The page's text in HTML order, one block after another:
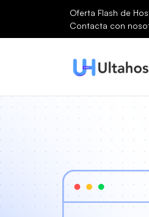
Oferta Flash de
Contacta con